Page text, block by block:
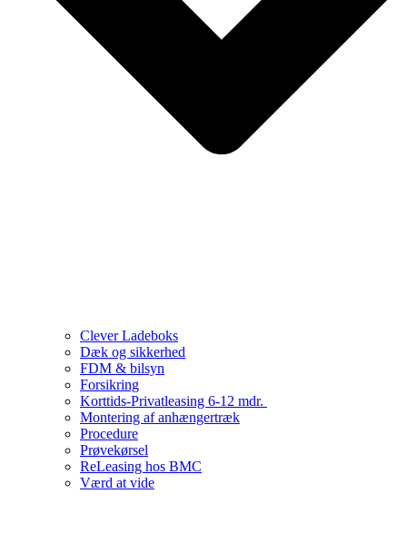
Clever Ladeboks
Dæk og sikkerhed
FDM & bilsyn
Forsikring
Korttids-Privatleasing 6-12 mdr.
Montering af anhængertræk
Procedure
Prøvekørsel
ReLeasing hos BMC
Værd at vide